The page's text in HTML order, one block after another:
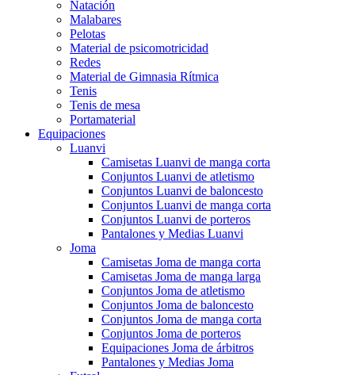
Natación
Malabares
Pelotas
Material de psicomotricidad
Redes
Material de Gimnasia Rítmica
Tenis
Tenis de mesa
Portamaterial
Equipaciones
Luanvi
Camisetas Luanvi de manga corta
Conjuntos Luanvi de atletismo
Conjuntos Luanvi de baloncesto
Conjuntos Luanvi de manga corta
Conjuntos Luanvi de porteros
Pantalones y Medias Luanvi
Joma
Camisetas Joma de manga corta
Camisetas Joma de manga larga
Conjuntos Joma de atletismo
Conjuntos Joma de baloncesto
Conjuntos Joma de manga corta
Conjuntos Joma de porteros
Equipaciones Joma de árbitros
Pantalones y Medias Joma